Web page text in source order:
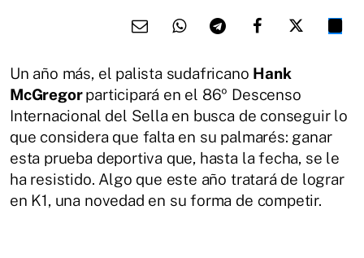
Un año más, el palista sudafricano Hank
McGregorparticipará en el 86º Descenso
Internacional del Sella en busca de conseguir lo
que considera que falta en su palmarés: ganar
esta prueba deportiva que, hasta la fecha, se le
ha resistido. Algo que este año tratará de lograr
en K1, una novedad en su forma de competir.